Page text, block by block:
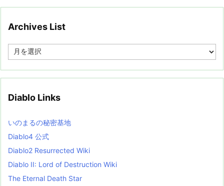
Archives List
e
i
s
t
Diablo Links
いのまるの秘密基地
Diablo4 公式
Diablo2 Resurrected Wiki
Diablo II: Lord of Destruction Wiki
The Eternal Death Star